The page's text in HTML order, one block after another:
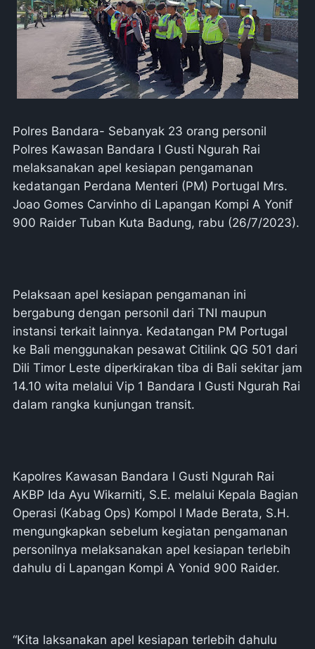
Polres Bandara- Sebanyak 23 orang personil
Polres Kawasan Bandara I Gusti Ngurah Rai
melaksanakan apel kesiapan pengamanan
kedatangan Perdana Menteri (PM) Portugal Mrs.
Joao Gomes Carvinho di Lapangan Kompi A Yonif
900 Raider Tuban Kuta Badung, rabu (26/7/2023).
Pelaksaan apel kesiapan pengamanan ini
bergabung dengan personil dari TNI maupun
instansi terkait lainnya. Kedatangan PM Portugal
ke Bali menggunakan pesawat Citilink QG 501 dari
Dili Timor Leste diperkirakan tiba di Bali sekitar jam
14.10 wita melalui Vip 1 Bandara I Gusti Ngurah Rai
dalam rangka kunjungan transit.
Kapolres Kawasan Bandara I Gusti Ngurah Rai
AKBP Ida Ayu Wikarniti, S.E. melalui Kepala Bagian
Operasi (Kabag Ops) Kompol I Made Berata, S.H.
mengungkapkan sebelum kegiatan pengamanan
personilnya melaksanakan apel kesiapan terlebih
dahulu di Lapangan Kompi A Yonid 900 Raider.
“Kita laksanakan apel kesiapan terlebih dahulu